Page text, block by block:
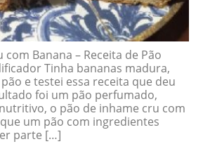
com Banana – Receita de Pão
Tinha bananas madura,
e testei essa receita que deu
foi um pão perfumado,
o pão de inhame cru com
um pão com ingredientes
parte […]